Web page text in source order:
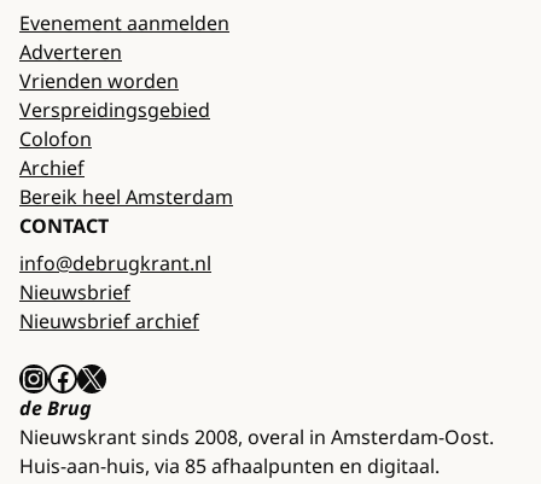
Evenement aanmelden
Adverteren
Vrienden worden
Verspreidingsgebied
Colofon
Archief
Bereik heel Amsterdam
CONTACT
info@debrugkrant.nl
Nieuwsbrief
Nieuwsbrief archief
InstagramFacebook X
de Brug
Nieuwskrant sinds 2008, overal in Amsterdam-Oost.
Huis-aan-huis, via 85 afhaalpunten en digitaal.